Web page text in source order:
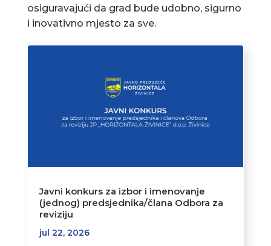
osiguravajući da grad bude udobno, sigurno
i inovativno mjesto za sve.
Javni konkurs za izbor i imenovanje
(jednog) predsjednika/člana Odbora za
reviziju
jul 22, 2026